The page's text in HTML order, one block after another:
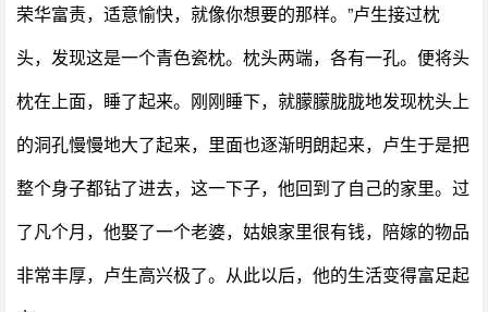
荣华富责，适意愉快，就像你想要的那样。”卢生接过枕
头，发现这是一个青色瓷枕。枕头两端，各有一孔。便将头
枕在上面，睡了起来。刚刚睡下，就朦朦胧胧地发现枕头上
的洞孔慢慢地大了起来，里面也逐渐明朗起来，卢生于是把
整个身子都钻了进去，这一下子，他回到了自己的家里。过
了凡个月，他娶了一个老婆，姑娘家里很有钱，陪嫁的物品
非常丰厚，卢生高兴极了。从此以后，他的生活变得富足起